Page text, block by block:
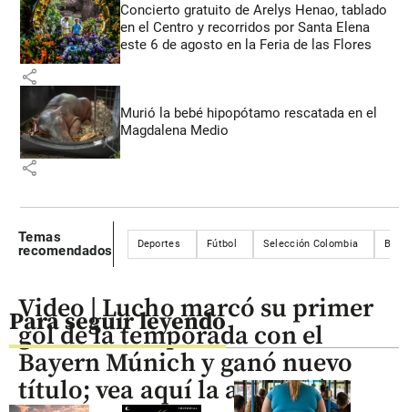
Concierto gratuito de Arelys Henao, tablado
en el Centro y recorridos por Santa Elena
este 6 de agosto en la Feria de las Flores
share
Murió la bebé hipopótamo rescatada en el
Magdalena Medio
share
Temas
recomendados
Deportes Fútbol Selección Colombia
Para seguir leyendo
Video | Lucho marcó su primer
gol de la temporada con el
Bayern Múnich y ganó nuevo
título; vea aquí la anotación